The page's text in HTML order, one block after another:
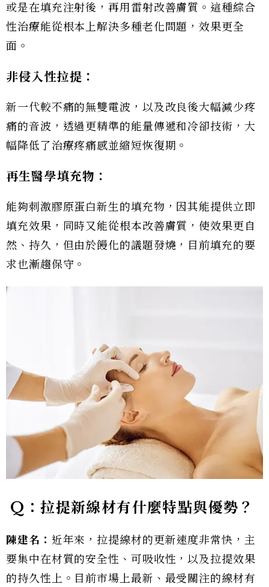
或是在填充注射後，再用雷射改善膚質。這種綜合
性治療能從根本上解決多種老化問題，效果更全
面。
非侵入性拉提：
新一代較不痛的無雙電波，以及改良後大幅減少疼
痛的音波，透過更精準的能量傳遞和冷卻技術，大
幅降低了治療疼痛感並縮短恢復期。
再生醫學填充物：
能夠刺激膠原蛋白新生的填充物，因其能提供立即
填充效果，同時又能從根本改善膚質，使效果更自
然、持久，但由於饅化的議題發燒，目前填充的要
求也漸趨保守。
Q：拉提新線材有什麼特點與優勢？
陳建名： 近年來，拉提線材的更新速度非常快，主
要集中在材質的安全性、可吸收性，以及拉提效果
的持久性上。目前市場上最新、最受關注的線材有